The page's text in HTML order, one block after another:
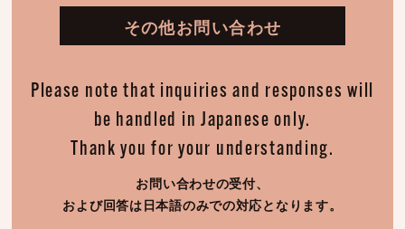
その他お問い合わせ
Please note that inquiries and responses will
be handled in Japanese only.
Thank you for your understanding.
お問い合わせの受付、
および回答は日本語のみでの対応となります。